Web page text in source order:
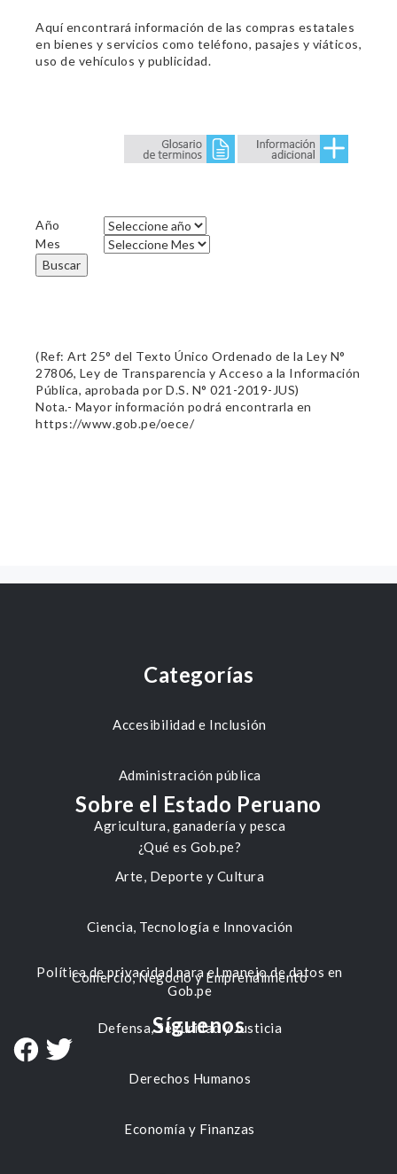
Aquí encontrará información de las compras estatales
en bienes y servicios como teléfono, pasajes y viáticos,
uso de vehículos y publicidad.
Año
Mes
Buscar
(Ref: Art 25° del Texto Único Ordenado de la Ley N°
27806, Ley de Transparencia y Acceso a la Información
Pública, aprobada por D.S. N° 021-2019-JUS)
Nota.- Mayor información podrá encontrarla en
https://www.gob.pe/oece/
Categorías
Accesibilidad e Inclusión
Administración pública
Agricultura, ganadería y pesca
Arte, Deporte y Cultura
Ciencia, Tecnología e Innovación
Comercio, Negocio y Emprendimiento
Defensa, Seguridad y Justicia
Derechos Humanos
Economía y Finanzas
Sobre el Estado Peruano
¿Qué es Gob.pe?
Política de privacidad para el manejo de datos en
Gob.pe
Síguenos